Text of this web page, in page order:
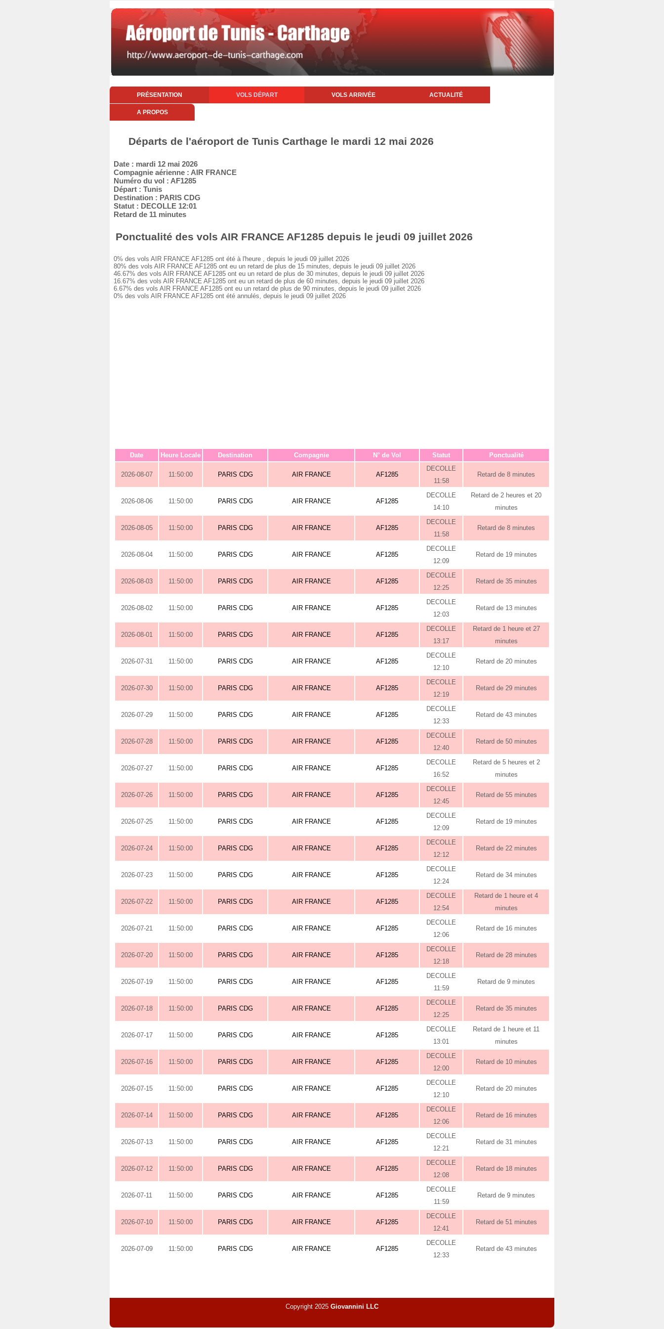
PRÉSENTATION VOLS DÉPART VOLS ARRIVÉE ACTUALITÉ
A PROPOS
Départs de l'aéroport de Tunis Carthage le mardi 12 mai 2026
Date : mardi 12 mai 2026
Compagnie aérienne : AIR FRANCE
Numéro du vol : AF1285
Départ : Tunis
Destination : PARIS CDG
Statut : DECOLLE 12:01
Retard de 11 minutes
Ponctualité des vols AIR FRANCE AF1285 depuis le jeudi 09 juillet 2026
0% des vols AIR FRANCE AF1285 ont été à l'heure , depuis le jeudi 09 juillet 2026
80% des vols AIR FRANCE AF1285 ont eu un retard de plus de 15 minutes, depuis le jeudi 09 juillet 2026
46.67% des vols AIR FRANCE AF1285 ont eu un retard de plus de 30 minutes, depuis le jeudi 09 juillet 2026
16.67% des vols AIR FRANCE AF1285 ont eu un retard de plus de 60 minutes, depuis le jeudi 09 juillet 2026
6.67% des vols AIR FRANCE AF1285 ont eu un retard de plus de 90 minutes, depuis le jeudi 09 juillet 2026
0% des vols AIR FRANCE AF1285 ont été annulés, depuis le jeudi 09 juillet 2026
Date Heure Locale Destination Compagnie N° de Vol Statut Ponctualité
2026-08-07 11:50:00 PARIS CDG AIR FRANCE AF1285
DECOLLE
11:58
Retard de 8 minutes
2026-08-06 11:50:00 PARIS CDG AIR FRANCE AF1285
DECOLLE
14:10
Retard de 2 heures et 20
minutes
2026-08-05 11:50:00 PARIS CDG AIR FRANCE AF1285
DECOLLE
11:58
Retard de 8 minutes
2026-08-04 11:50:00 PARIS CDG AIR FRANCE AF1285
DECOLLE
12:09
Retard de 19 minutes
2026-08-03 11:50:00 PARIS CDG AIR FRANCE AF1285
DECOLLE
12:25
Retard de 35 minutes
2026-08-02 11:50:00 PARIS CDG AIR FRANCE AF1285
DECOLLE
12:03
Retard de 13 minutes
2026-08-01 11:50:00 PARIS CDG AIR FRANCE AF1285
DECOLLE
13:17
Retard de 1 heure et 27
minutes
2026-07-31 11:50:00 PARIS CDG AIR FRANCE AF1285
DECOLLE
12:10
Retard de 20 minutes
2026-07-30 11:50:00 PARIS CDG AIR FRANCE AF1285
DECOLLE
12:19
Retard de 29 minutes
2026-07-29 11:50:00 PARIS CDG AIR FRANCE AF1285
DECOLLE
12:33
Retard de 43 minutes
2026-07-28 11:50:00 PARIS CDG AIR FRANCE AF1285
DECOLLE
12:40
Retard de 50 minutes
2026-07-27 11:50:00 PARIS CDG AIR FRANCE AF1285
DECOLLE
16:52
Retard de 5 heures et 2
minutes
2026-07-26 11:50:00 PARIS CDG AIR FRANCE AF1285
DECOLLE
12:45
Retard de 55 minutes
2026-07-25 11:50:00 PARIS CDG AIR FRANCE AF1285
DECOLLE
12:09
Retard de 19 minutes
2026-07-24 11:50:00 PARIS CDG AIR FRANCE AF1285
DECOLLE
12:12
Retard de 22 minutes
2026-07-23 11:50:00 PARIS CDG AIR FRANCE AF1285
DECOLLE
12:24
Retard de 34 minutes
2026-07-22 11:50:00 PARIS CDG AIR FRANCE AF1285
DECOLLE
12:54
Retard de 1 heure et 4
minutes
2026-07-21 11:50:00 PARIS CDG AIR FRANCE AF1285
DECOLLE
12:06
Retard de 16 minutes
2026-07-20 11:50:00 PARIS CDG AIR FRANCE AF1285
DECOLLE
12:18
Retard de 28 minutes
2026-07-19 11:50:00 PARIS CDG AIR FRANCE AF1285
DECOLLE
11:59
Retard de 9 minutes
2026-07-18 11:50:00 PARIS CDG AIR FRANCE AF1285
DECOLLE
12:25
Retard de 35 minutes
2026-07-17 11:50:00 PARIS CDG AIR FRANCE AF1285
DECOLLE
13:01
Retard de 1 heure et 11
minutes
2026-07-16 11:50:00 PARIS CDG AIR FRANCE AF1285
DECOLLE
12:00
Retard de 10 minutes
2026-07-15 11:50:00 PARIS CDG AIR FRANCE AF1285
DECOLLE
12:10
Retard de 20 minutes
2026-07-14 11:50:00 PARIS CDG AIR FRANCE AF1285
DECOLLE
12:06
Retard de 16 minutes
2026-07-13 11:50:00 PARIS CDG AIR FRANCE AF1285
DECOLLE
12:21
Retard de 31 minutes
2026-07-12 11:50:00 PARIS CDG AIR FRANCE AF1285
DECOLLE
12:08
Retard de 18 minutes
2026-07-11 11:50:00 PARIS CDG AIR FRANCE AF1285
DECOLLE
11:59
Retard de 9 minutes
2026-07-10 11:50:00 PARIS CDG AIR FRANCE AF1285
DECOLLE
12:41
Retard de 51 minutes
2026-07-09 11:50:00 PARIS CDG AIR FRANCE AF1285
DECOLLE
12:33
Retard de 43 minutes
Copyright 2025 Giovannini LLC